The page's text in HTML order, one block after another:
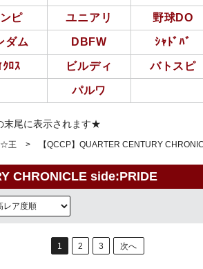
ピ ユニアリ 野球DO
ダム DBFW ｼｬﾄﾞﾊﾞ
ｸﾛｽ ビルディ バトスピ
パルワ
末尾に表示されます★
王 【QCCP】QUARTER CENTURY
CHRONICLE side:PRIDE
1 2 3 次へ